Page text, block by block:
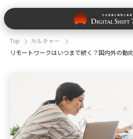
Top
カルチャー
リモートワークはいつまで続く？国内外の動